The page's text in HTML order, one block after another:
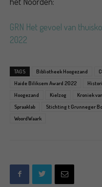
GRN Het gevoel van
2022
TAGS Bibliotheek Hoogezand
Haide Biliksem Award 2022
Hoogezand
Kielzog Kroniek
Spraaklab
Stichting t Grunneger
WoordWaark